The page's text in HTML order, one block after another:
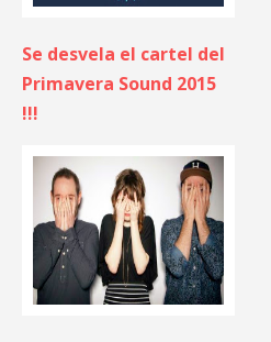
Se desvela el cartel del
Primavera Sound 2015
!!!